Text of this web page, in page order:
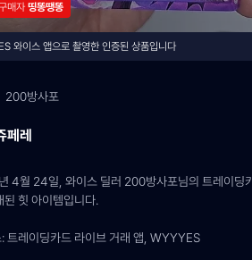
매자 띵똥땡똥
와이스 앱으로 촬영한 인증된 상품입니다
200방사포
페레
4월 24일, 와이스 딜러 200방사포님의 트레이딩
된 힛 아이템입니다.
트레이딩카드 라이브 거래 앱, WYYYES